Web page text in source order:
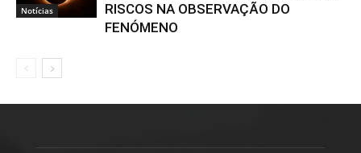
Notícias
RISCOS NA OBSERVAÇÃO DO
FENÓMENO